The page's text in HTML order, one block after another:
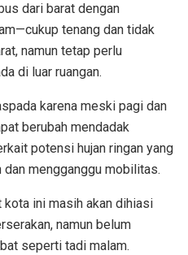
dari barat dengan
tenang dan tidak
namun tetap perlu
di luar ruangan.
karena meski pagi dan
berubah mendadak
potensi hujan ringan yang
dan mengganggu mobilitas.
kota ini masih akan dihiasi
namun belum
seperti tadi malam.